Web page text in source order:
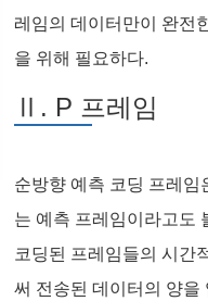
레임의 데이터만이 완전
을 위해 필요하다.
Ⅱ. P 프레임
순방향 예측 코딩 프레임
는 예측 프레임이라고도
코딩된 프레임들의 시간
써 전송된 데이터의 양을